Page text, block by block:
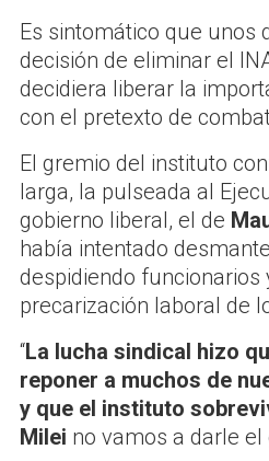
Es sintomático que unos
decisión de eliminar el
decidiera liberar la
con el pretexto de
El gremio del instituto
larga, la pulseada al
gobierno liberal, el de
había intentado
despidiendo funcionarios
precarización laboral de
“La lucha sindical hizo
reponer a muchos de
y que el instituto
Milei no vamos a darle el